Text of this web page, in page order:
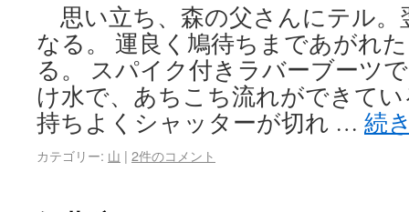
思い立ち、森の父さんにテル。
なる。 運良く鳩待ちまであがれ
る。 スパイク付きラバーブーツ
け水で、あちこち流れができて
持ちよくシャッターが切れ … 続
カテゴリー: 山 | 2件のコメント